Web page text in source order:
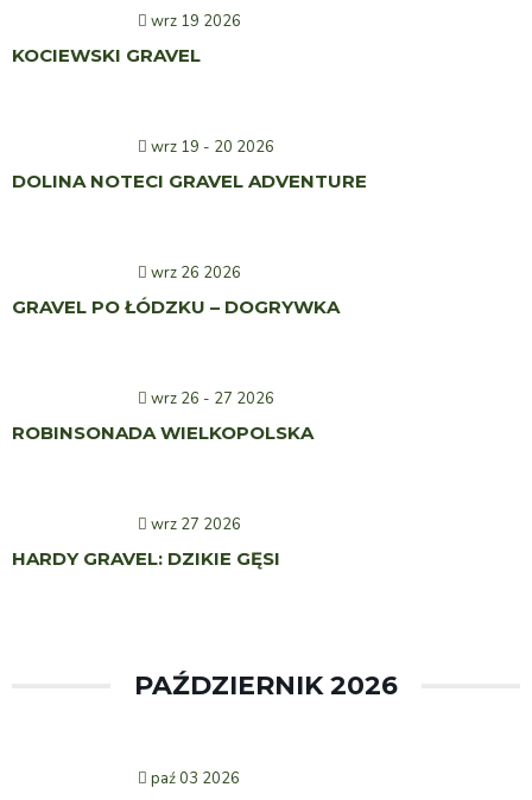
wrz 19 2026
KOCIEWSKI GRAVEL
wrz 19 - 20 2026
DOLINA NOTECI GRAVEL ADVENTURE
wrz 26 2026
GRAVEL PO ŁÓDZKU – DOGRYWKA
wrz 26 - 27 2026
ROBINSONADA WIELKOPOLSKA
wrz 27 2026
HARDY GRAVEL: DZIKIE GĘSI
PAŹDZIERNIK 2026
paź 03 2026